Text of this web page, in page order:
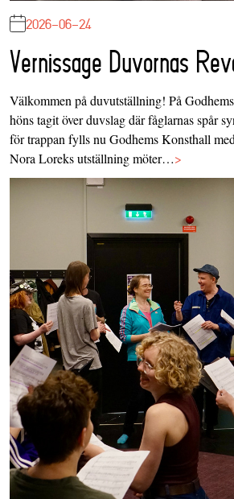
2026-06-24
Vernissage Duvornas
Välkommen på duvutställning! På
höns tagit över duvslag där fåglarnas spår
för trappan fylls nu Godhems Konsthall
Nora Loreks utställning möter…>